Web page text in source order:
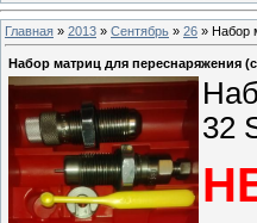
Главная » 2013 » Сентябрь » 26 » Набор
Набор матриц для переснаряжения
32